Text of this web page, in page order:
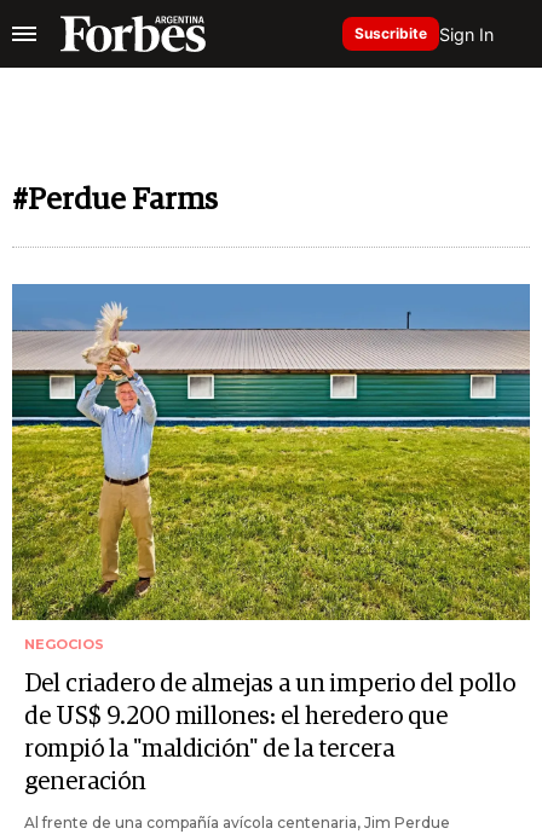
Suscribite Sign In
#Perdue Farms
NEGOCIOS
Del criadero de almejas a un imperio del pollo
de US$ 9.200 millones: el heredero que
rompió la "maldición" de la tercera
generación
Al frente de una compañía avícola centenaria, Jim Perdue